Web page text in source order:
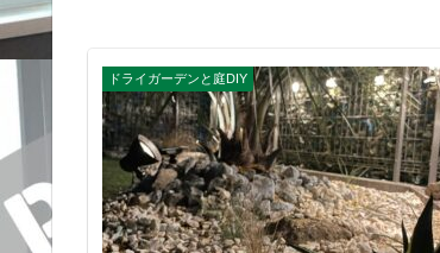
ドライガーデンと庭DIY